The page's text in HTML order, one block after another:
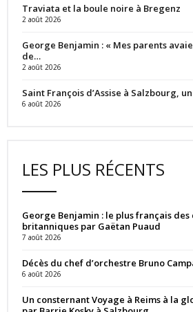
Traviata et la boule noire à Bregenz
2 août 2026
George Benjamin : « Mes parents
de…
2 août 2026
Saint François d’Assise à Salzbourg,
6 août 2026
LES PLUS RÉCENTS
George Benjamin : le plus français
britanniques par Gaëtan Puaud
7 août 2026
Décès du chef d’orchestre Bruno
6 août 2026
Un consternant Voyage à Reims à la